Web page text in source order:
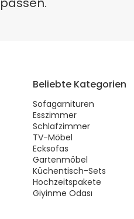
Beliebte Kategorien
Sofagarnituren
Esszimmer
Schlafzimmer
TV-Möbel
Ecksofas
Gartenmöbel
Küchentisch-Sets
Hochzeitspakete
Giyinme Odası